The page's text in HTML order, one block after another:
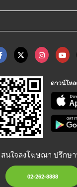
ดาวน์โห
สนใจลงโฆษณา ปรึกษ
02-262-8888